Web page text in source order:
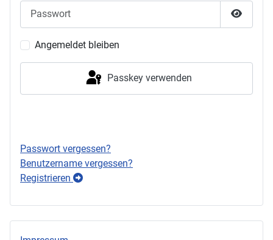
Passwort
Angemeldet bleiben
Passkey verwenden
Passwort vergessen?
Benutzername vergessen?
Registrieren